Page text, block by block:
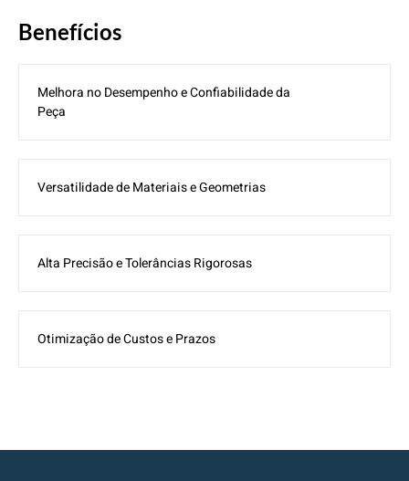
Benefícios
Melhora no Desempenho e Confiabilidade da
Peça
Versatilidade de Materiais e Geometrias
Alta Precisão e Tolerâncias Rigorosas
Otimização de Custos e Prazos